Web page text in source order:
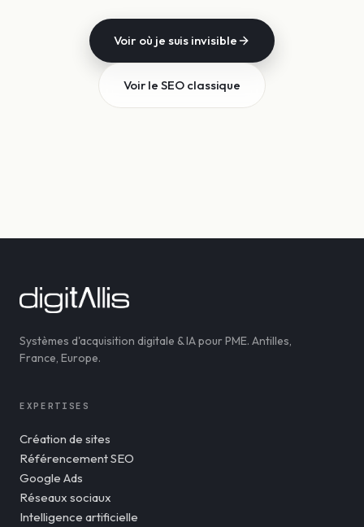
Voir où je suis invisible
Voir le SEO classique
Systèmes d'acquisition digitale & IA pour PME. Antilles,
France, Europe.
EXPERTISES
Création de sites
Référencement SEO
Google Ads
Réseaux sociaux
Intelligence artificielle